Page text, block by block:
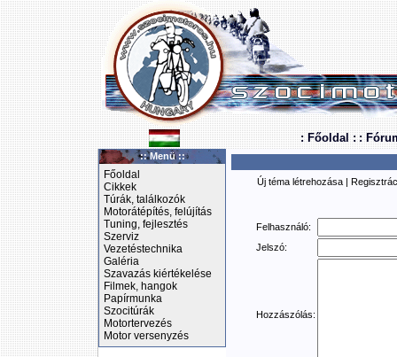
: Főoldal : :
:: Menü ::
Főoldal
Cikkek
Túrák, találkozók
Motorátépítés, felújítás
Tuning, fejlesztés
Szerviz
Vezetéstechnika
Galéria
Szavazás kiértékelése
Filmek, hangok
Papírmunka
Szocitúrák
Motortervezés
Motor versenyzés
Új téma létrehozása |
Felhasználó:
Jelszó:
Hozzászólás: